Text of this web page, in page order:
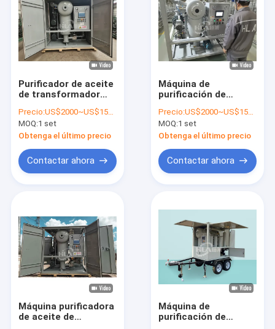
Purificador de aceite
de transformador
alta rigidez
dieléctrica y
eliminación de
contenido de agua
Precio:US$2000~US$15000
MOQ:1 set
Obtenga el último precio
Contactar ahora
Máquina de
purificación de
de 50KW-150KW para
alta tasa de flujo de
600-18000L/hora en
aplicaciones
industriales
Precio:US$2000~US$15000
MOQ:1 set
Obtenga el último precio
Contactar ahora
Máquina purificadora
de aceite de
Máquina de
purificación de